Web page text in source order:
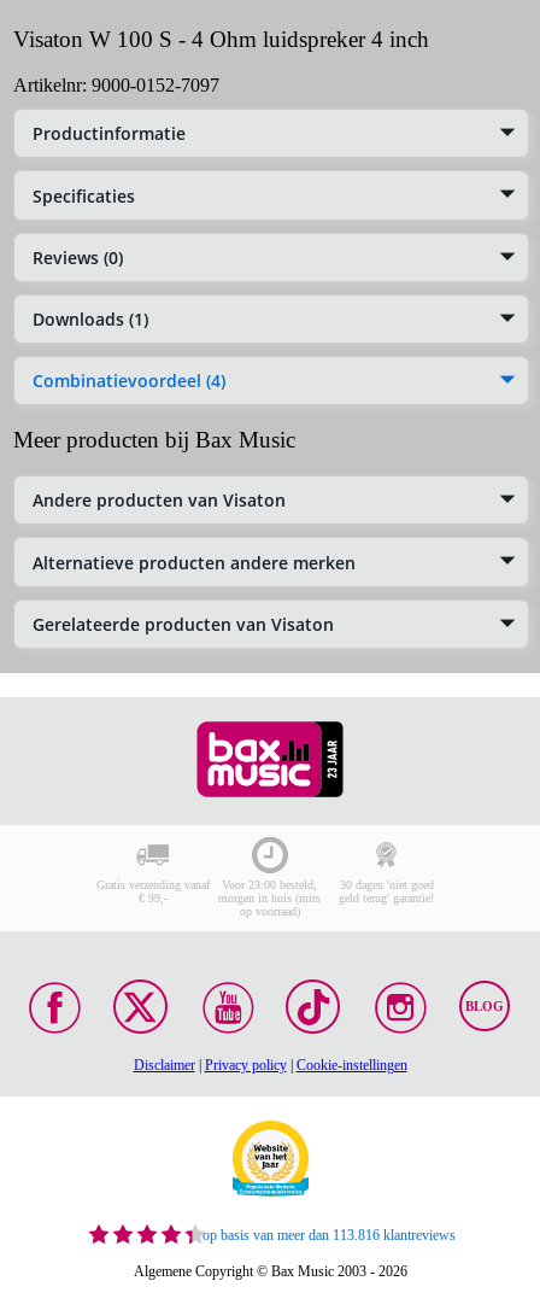
Visaton W 100 S - 4 Ohm luidspreker 4 inch
Artikelnr: 9000-0152-7097
Productinformatie
Specificaties
Reviews (0)
Downloads (1)
Combinatievoordeel (4)
Meer producten bij Bax Music
Andere producten van Visaton
Alternatieve producten andere merken
Gerelateerde producten van Visaton
Gratis verzending vanaf
€ 99,-
Voor 23:00 besteld,
morgen in huis (mits
op voorraad)
30 dagen 'niet goed
geld terug' garantie!
BLOG
Disclaimer| Privacy policy| Cookie-instellingen
op basis van meer dan 113.816 klantreviews
Algemene Copyright © Bax Music 2003 - 2026